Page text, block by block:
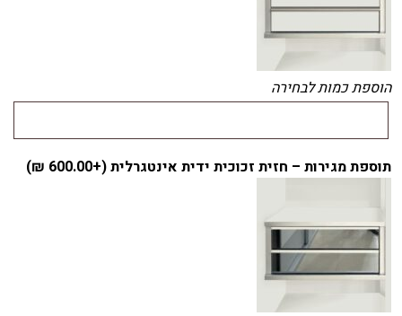
הוספת כמות לבחירה
תוספת מגירות – חזית זכוכית ידית אינטגרלית (+600.00
₪
)